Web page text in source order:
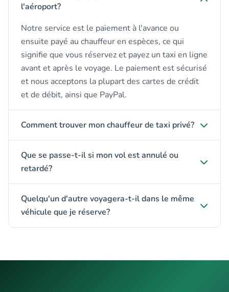
l'aéroport?
Notre service est le paiement à l'avance ou
ensuite payé au chauffeur en espèces, ce qui
signifie que vous réservez et payez un taxi en ligne
avant et après le voyage. Le paiement est sécurisé
et nous acceptons la plupart des cartes de crédit
et de débit, ainsi que PayPal.
Comment trouver mon chauffeur de taxi privé?
Que se passe-t-il si mon vol est annulé ou
retardé?
Quelqu'un d'autre voyagera-t-il dans le même
véhicule que je réserve?